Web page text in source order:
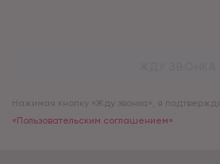
Нажимая кнопку «Жду звонка», я
«Пользовательским соглашением»